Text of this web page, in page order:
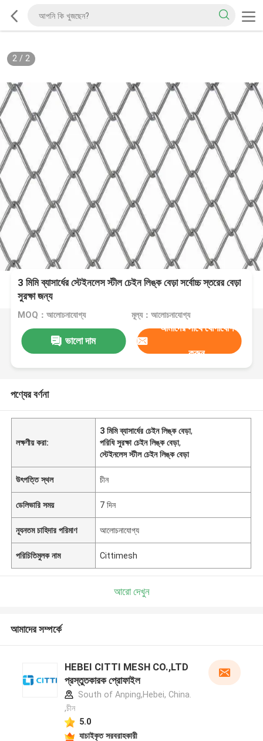
2/ 2
3 মিমি ব্যাসার্ধের স্টেইনলেস স্টীল চেইন লিঙ্ক বেড়া সর্বোচ্চ স্তরের বেড়া
সুরক্ষা জন্য
MOQ：আলোচনাযোগ্য মূল্য：আলোচনাযোগ্য
ভালো দাম
আমাদের সাথে যোগাযোগ
করুন
পণ্যের বর্ণনা
লক্ষণীয় করা:
3 মিমি ব্যাসার্ধের চেইন লিঙ্ক বেড়া,
পরিধি সুরক্ষা চেইন লিঙ্ক বেড়া,
স্টেইনলেস স্টীল চেইন লিঙ্ক বেড়া
উৎপত্তি স্থল চীন
ডেলিভারি সময় 7 দিন
ন্যূনতম চাহিদার পরিমাণ আলোচনাযোগ্য
পরিচিতিমুলক নাম Cittimesh
আরো দেখুন
আমাদের সম্পর্কে
HEBEI CITTI MESH CO.,LTD
প্রস্তুতকারক প্রোফাইল
South of Anping,Hebei, China.
,চীন
5.0
যাচাইকৃত সরবরাহকারী